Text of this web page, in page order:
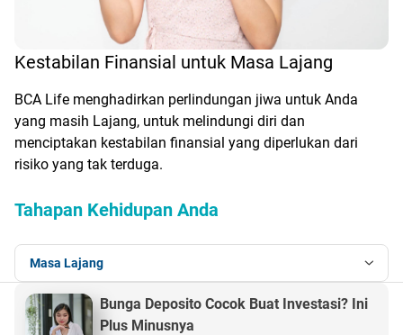
Kestabilan Finansial untuk Masa Lajang
BCA Life menghadirkan perlindungan jiwa untuk Anda
yang masih Lajang, untuk melindungi diri dan
menciptakan kestabilan finansial yang diperlukan dari
risiko yang tak terduga.
Tahapan Kehidupan Anda
Masa Lajang
Bunga Deposito Cocok Buat Investasi? Ini
Plus Minusnya